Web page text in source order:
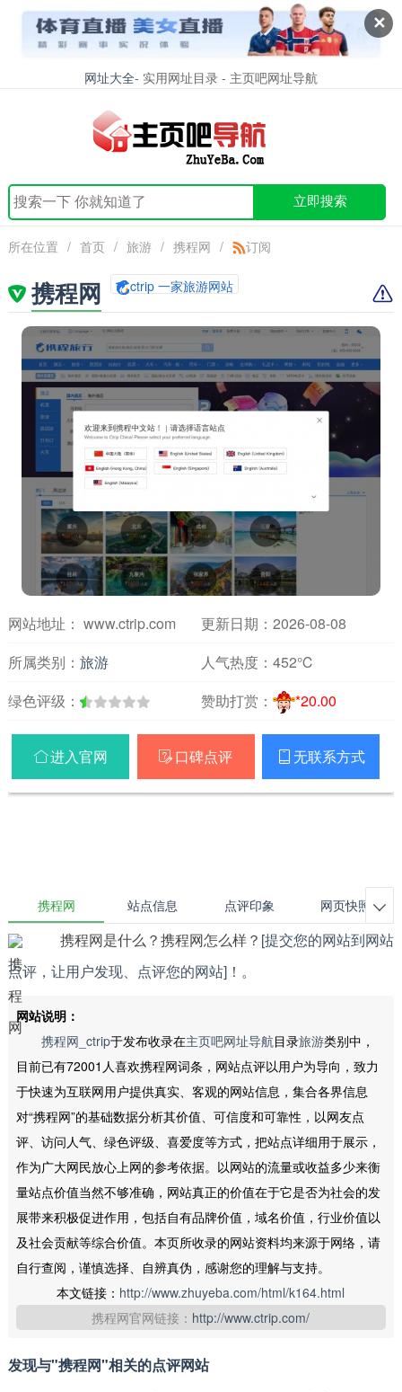
✕
网址大全- 实用网址目录 - 主页吧网址导航
立即搜索
所在位置 / 首页 / 旅游 / 携程网 / 订阅
携程网 ctrip 一家旅游网站
网站地址： www.ctrip.com
更新日期：2026-08-08
所属类别： 旅游 人气热度： 452℃
绿色评级：
赞助打赏： *20.00
进入官网  口碑点评  无联系方式
携程网 站点信息 点评印象 网页快照 
携程网是什么？携程网怎么样？ [提交您的网站到网站
点评，让用户发现、点评您的网站]！ 。
网站说明：
携程网_ctrip于发布收录在主页吧网址导航目录旅游类别中，
目前已有72001人喜欢携程网词条，网站点评以用户为导向，致力
于快速为互联网用户提供真实、客观的网站信息，集合各界信息
对“携程网”的基础数据分析其价值、可信度和可靠性，以网友点
评、访问人气、绿色评级、喜爱度等方式，把站点详细用于展示，
作为广大网民放心上网的参考依据。以网站的流量或收益多少来衡
量站点价值当然不够准确，网站真正的价值在于它是否为社会的发
展带来积极促进作用，包括自有品牌价值，域名价值，行业价值以
及社会贡献等综合价值。本页所收录的网站资料均来源于网络，请
自行查阅，谨慎选择、自辨真伪，感谢您的理解与支持。
本文链接： http://www.zhuyeba.com/html/k164.html
携程网官网链接： http://www.ctrip.com/
发现与"携程网"相关的点评网站